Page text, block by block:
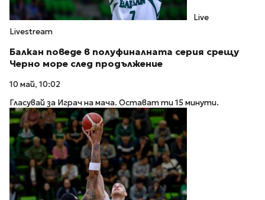
Live
Livestream
Балкан поведе в полуфиналната серия срещу
Черно море след продължение
10 май, 10:02
Гласувай за Играч на мача. Остават ти 15 минути.